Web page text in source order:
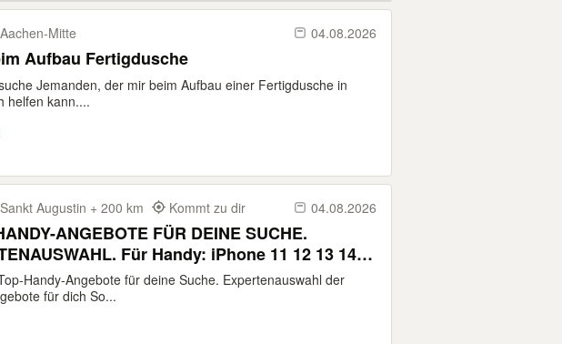
​Mitte 04.08.2026
Aufbau Fertigdusche
Jemanden, der mir beim Aufbau einer Fertigdusche in
helfen kann....
Augustin + 200 km Kommt zu dir 04.08.2026
ANGEBOTE FÜR DEINE SUCHE.
Für Handy: iPhone 11 12 13 14
Pro Max | Samsung Galaxy S23 S24 S25 S26
Z Flip Fold FE | Google Pixel 8 9 10 Pro
Handy-Angebote für deine Suche. Expertenauswahl der
für dich So...